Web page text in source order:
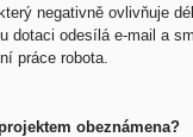
negativně ovlivňuje
dotaci odesílá e-mail a
práce robota.
obeznámena?